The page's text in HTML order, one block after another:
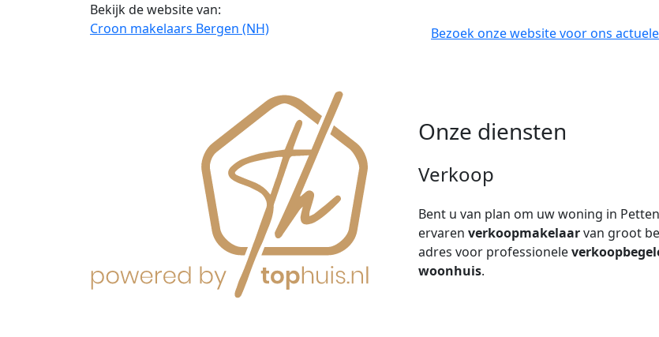
Bekijk de website van:
Croon makelaars Bergen (NH)
Bezoek onze website voor ons
Onze diensten
Verkoop
Bent u van plan om uw woning in
ervaren verkoopmakelaarvan groot
adres voor professionele
woonhuis.